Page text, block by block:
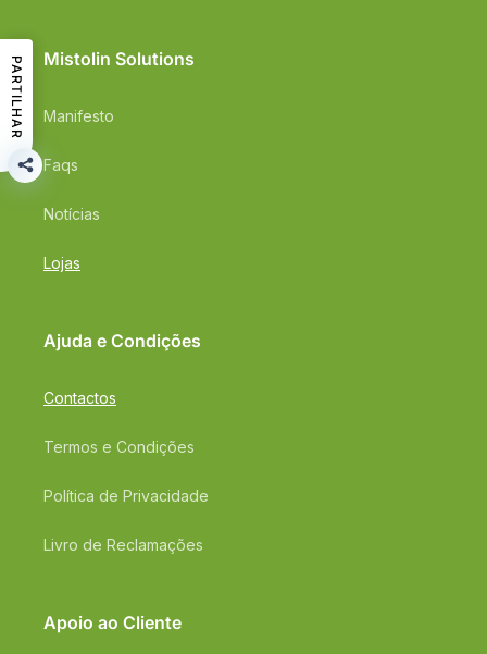
Mistolin Solutions
Manifesto
Faqs
Notícias
Lojas
Ajuda e Condições
Contactos
Termos e Condições
Política de Privacidade
Livro de Reclamações
Apoio ao Cliente
PARTILHAR